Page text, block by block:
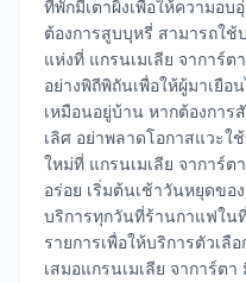
ที่พักมีเตาผิงเพื่อให้ความอ
ต้องการสูบบุหรี่ สามารถใ
แห่งที่ แกรนเมเลีย จาการ์
อย่างพิถีพิถันเพื่อให้ผู้มาเยื
เหมือนอยู่บ้าน หากต้องกา
เลิศ อย่าพลาดโอกาสแวะใ
ใหม่ที่ แกรนเมเลีย จาการ์
อร่อย เริ่มต้นเช้าวันหยุดข
บริการทุกวันที่ร้านกาแฟใน
รายการเพื่อให้บริการตัวเ
เสมอแกรนเมเลีย จาการ์ต